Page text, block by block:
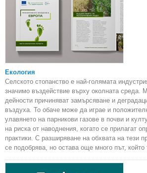
Екология
Селското стопанство е най-голямата
значимо въздействие върху околната среда.
дейности причиняват замърсяване и
въздуха. То обаче може да играе и
улавянето на парникови газове в почви и
на риска от наводнения, когато се прилагат
практики. С разширяване на обхвата на тези
се подобрява, но остава още много път, който